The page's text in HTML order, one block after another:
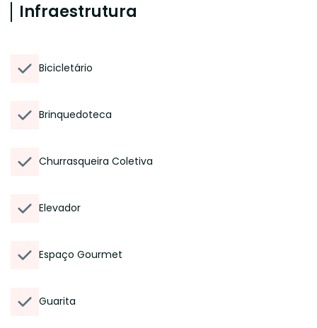
Infraestrutura
Bicicletário
Brinquedoteca
Churrasqueira Coletiva
Elevador
Espaço Gourmet
Guarita